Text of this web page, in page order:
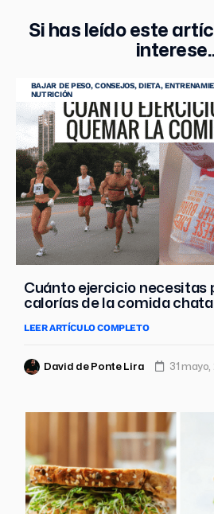
Si has leído este
BAJAR DE PESO,CONSEJOS,DIETA,
NUTRICIÓN
Cuánto ejercicio necesitas
calorías de la comida
LEER ARTÍCULO COMPLETO
David de Ponte Lira 31 mayo,